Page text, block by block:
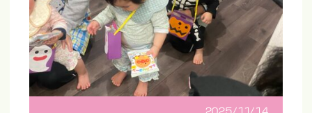
2025/11/14